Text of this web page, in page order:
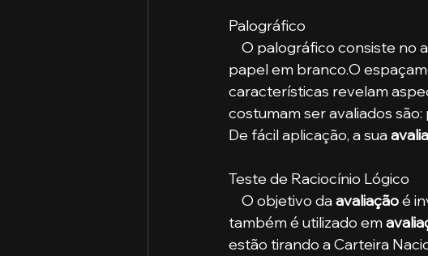
Palográfico
papel em branco.O
características revelam
costumam ser avaliados
De fácil aplicação, a sua
Teste de Raciocínio Lógico
    O objetivo da
avaliação é
também é utilizado em
estão tirando a Carteira